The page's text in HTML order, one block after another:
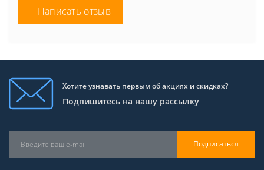
+ Написать отзыв
Хотите узнавать первым об акциях и скидках?
Подпишитесь на нашу рассылку
Подписаться